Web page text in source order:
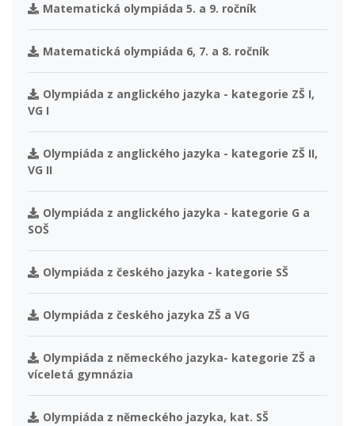
Matematická olympiáda 5. a 9. ročník
Matematická olympiáda 6, 7. a 8. ročník
Olympiáda z anglického jazyka - kategorie ZŠ I,
VG I
Olympiáda z anglického jazyka - kategorie ZŠ II,
VG II
Olympiáda z anglického jazyka - kategorie G a
SOŠ
Olympiáda z českého jazyka - kategorie SŠ
Olympiáda z českého jazyka ZŠ a VG
Olympiáda z německého jazyka- kategorie ZŠ a
víceletá gymnázia
Olympiáda z německého jazyka, kat. SŠ